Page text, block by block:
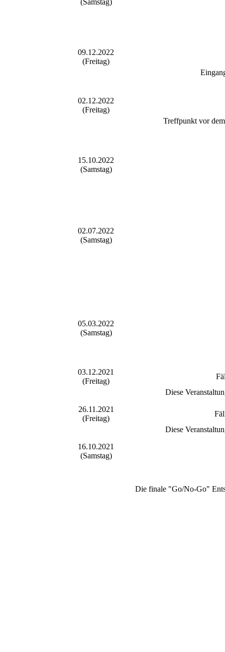
(Samstag)
09.12.2022
(Freitag)
02.12.2022
(Freitag)
Treffpunkt vor
15.10.2022
(Samstag)
02.07.2022
(Samstag)
05.03.2022
(Samstag)
03.12.2021
(Freitag)
Diese
26.11.2021
(Freitag)
Diese
16.10.2021
(Samstag)
Die finale "Go/No-Go"